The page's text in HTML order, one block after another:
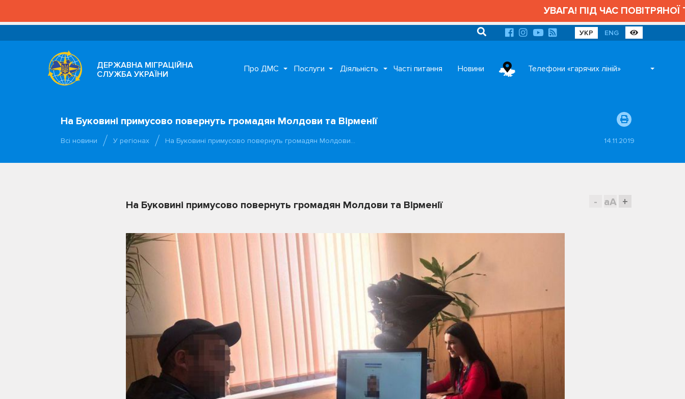
УВАГА! ПІД ЧАС ПОВІТРЯНОЇ
УКР ENG
ДЕРЖАВНА МІГРАЦІЙНА
СЛУЖБА УКРАЇНИ
Про ДМС Послуги Діяльність Часті питання Новини Телефони «гарячих ліній»
На Буковині примусово повернуть громадян Молдови та Вірменії
Всі новини У регіонах На Буковині примусово повернуть громадян Молдови… 14.11.2019
- aA +
На Буковині примусово повернуть громадян Молдови та Вірменії